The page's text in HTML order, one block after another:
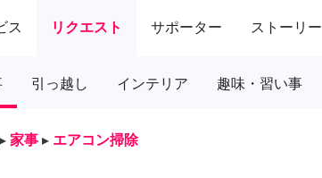
ス リクエスト サポーター ストーリー
引っ越し インテリア 趣味・習い事
▸ 家事 ▸ エアコン掃除